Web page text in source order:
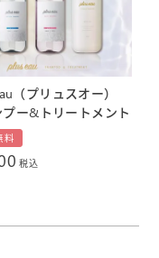
（プリュスオー）
ー&トリートメント
料
税込